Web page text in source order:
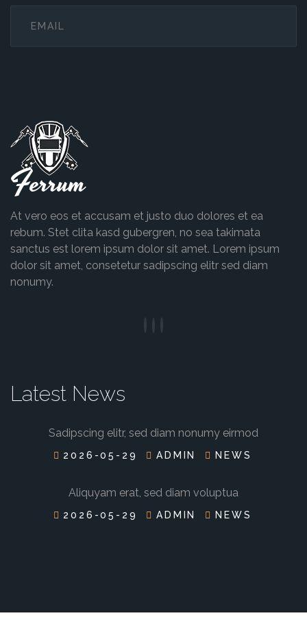
Ferrum
At vero eos et accusam et justo duo dolores et ea
rebum. Stet clita kasd gubergren, no sea takimata
sanctus est lorem ipsum dolor sit amet. Lorem ipsum
dolor sit amet, consetetur sadipscing elitr sed diam
nonumy.
Latest News
Sadipscing elitr, sed diam nonumy eirmod
2026-05-29 ADMIN NEWS
Aliquyam erat, sed diam voluptua
2026-05-29 ADMIN NEWS